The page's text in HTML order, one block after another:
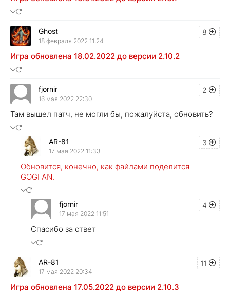
8
Ghost
18 февраля 2022 11:24
Игра обновлена 18.02.2022 до версии 2.10.2
2
fjornir
16 мая 2022 22:30
Там вышел патч, не могли бы, пожалуйста, обновить?
3
AR-81
17 мая 2022 11:33
Обновится, конечно, как файлами поделится
GOGFAN.
4
fjornir
17 мая 2022 11:51
Спасибо за ответ
11
AR-81
17 мая 2022 20:34
Игра обновлена 17.05.2022 до версии 2.10.3